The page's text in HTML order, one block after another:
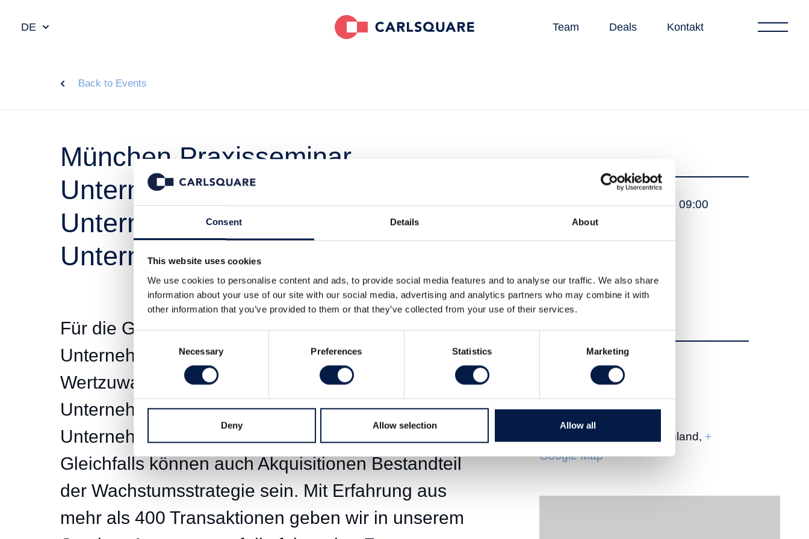
Consent Details About
This website uses cookies
We use cookies to personalise content and ads, to provide social media features and to analyse our traffic. We also share
information about your use of our site with our social media, advertising and analytics partners who may combine it with
other information that you’ve provided to them or that they’ve collected from your use of their services.
Selection
Necessary Preferences Statistics Marketing
Deny Allow selection Allow all
DE Team Deals Kontakt
Back to Events
München Praxisseminar
Unternehmenskauf/-verkauf,
Unternehmensbewertung,
Unternehmerperspektive
Für die Gesellschafter und das Management eines
Unternehmens ist die Realisierung des
Wertzuwachses durch den Verkauf von
Unternehmensanteilen oder des gesamten
Unternehmens eine wichtige strategische Option.
Gleichfalls können auch Akquisitionen Bestandteil
der Wachstumsstrategie sein. Mit Erfahrung aus
mehr als 400 Transaktionen geben wir in unserem
07 Oktober 2022
von 09:00
360 EUR
Buchen
Adresse
Hilton Munich Airport
München, 85356, Deutschland, +
Google Map